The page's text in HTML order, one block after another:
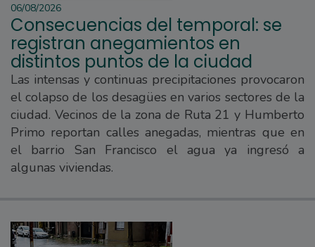
06/08/2026
Consecuencias del temporal: se
registran anegamientos en
distintos puntos de la ciudad
Las intensas y continuas precipitaciones provocaron
el colapso de los desagües en varios sectores de la
ciudad. Vecinos de la zona de Ruta 21 y Humberto
Primo reportan calles anegadas, mientras que en
el barrio San Francisco el agua ya ingresó a
algunas viviendas.